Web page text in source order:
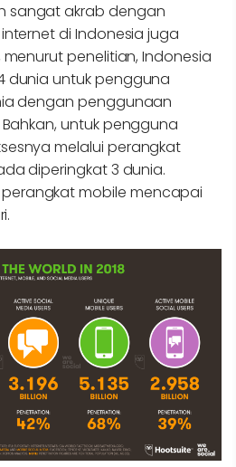
sangat akrab dengan
di Indonesia juga
penelitian, Indonesia
dunia untuk pengguna
dengan penggunaan
untuk pengguna
melalui perangkat
diperingkat 3 dunia.
mobile mencapai